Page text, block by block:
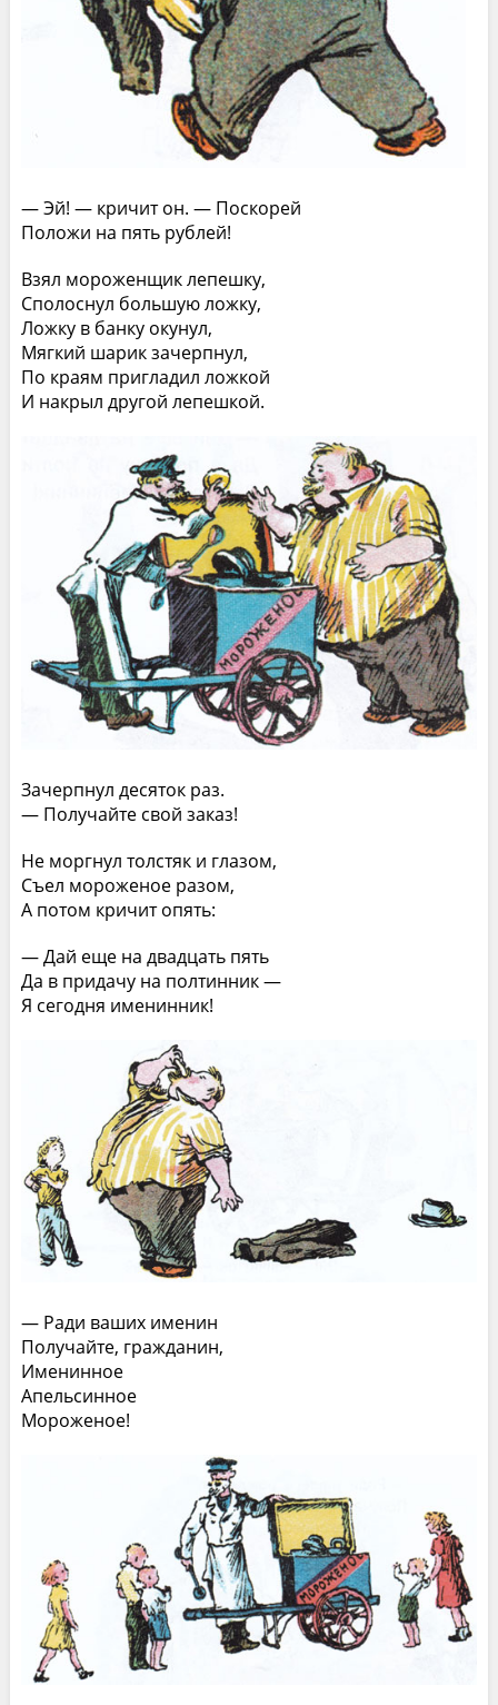
— Эй! — кричит он. — Поскорей
Положи на пять рублей!
Взял мороженщик лепешку,
Сполоснул большую ложку,
Ложку в банку окунул,
Мягкий шарик зачерпнул,
По краям пригладил ложкой
И накрыл другой лепешкой.
Зачерпнул десяток раз.
— Получайте свой заказ!
Не моргнул толстяк и глазом,
Съел мороженое разом,
А потом кричит опять:
— Дай еще на двадцать пять
Да в придачу на полтинник —
Я сегодня именинник!
— Ради ваших именин
Получайте, гражданин,
Именинное
Апельсинное
Мороженое!